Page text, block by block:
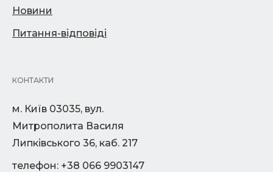
Новини
Питання-відповіді
КОНТАКТИ
м. Київ 03035, вул.
Митрополита Василя
Липківського 36, каб. 217
телефон: +38 066 9903147